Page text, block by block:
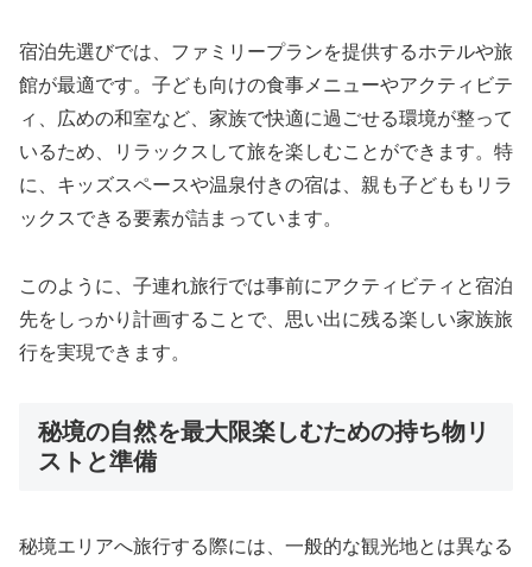
宿泊先選びでは、ファミリープランを提供するホテルや旅
館が最適です。子ども向けの食事メニューやアクティビテ
ィ、広めの和室など、家族で快適に過ごせる環境が整って
いるため、リラックスして旅を楽しむことができます。特
に、キッズスペースや温泉付きの宿は、親も子どももリラ
ックスできる要素が詰まっています。
このように、子連れ旅行では事前にアクティビティと宿泊
先をしっかり計画することで、思い出に残る楽しい家族旅
行を実現できます。
秘境の自然を最大限楽しむための持ち物リ
ストと準備
秘境エリアへ旅行する際には、一般的な観光地とは異なる